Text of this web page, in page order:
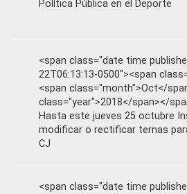
Política Pública en el Deporte
<span class="date time
22T06:13:13-0500"><span
<span class="month">Oct</
class="year">2018</span></
Hasta este jueves 25 octubre
modificar o rectificar ternas
CJ
<span class="date time